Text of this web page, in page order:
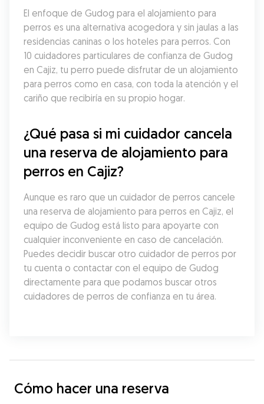
El enfoque de Gudog para el alojamiento para
perros es una alternativa acogedora y sin jaulas a las
residencias caninas o los hoteles para perros. Con
10 cuidadores particulares de confianza de Gudog
en Cajiz, tu perro puede disfrutar de un alojamiento
para perros como en casa, con toda la atención y el
cariño que recibiría en su propio hogar.
¿Qué pasa si mi cuidador cancela
una reserva de alojamiento para
perros en Cajiz?
Aunque es raro que un cuidador de perros cancele
una reserva de alojamiento para perros en Cajiz, el
equipo de Gudog está listo para apoyarte con
cualquier inconveniente en caso de cancelación.
Puedes decidir buscar otro cuidador de perros por
tu cuenta o contactar con el equipo de Gudog
directamente para que podamos buscar otros
cuidadores de perros de confianza en tu área.
Cómo hacer una reserva